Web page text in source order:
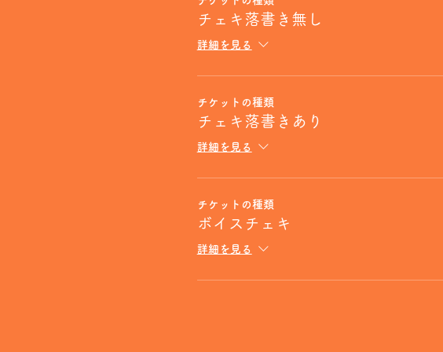
チェキ落書き無し
詳細を見る
チケットの種類
チェキ落書きあり
詳細を見る
チケットの種類
ボイスチェキ
詳細を見る